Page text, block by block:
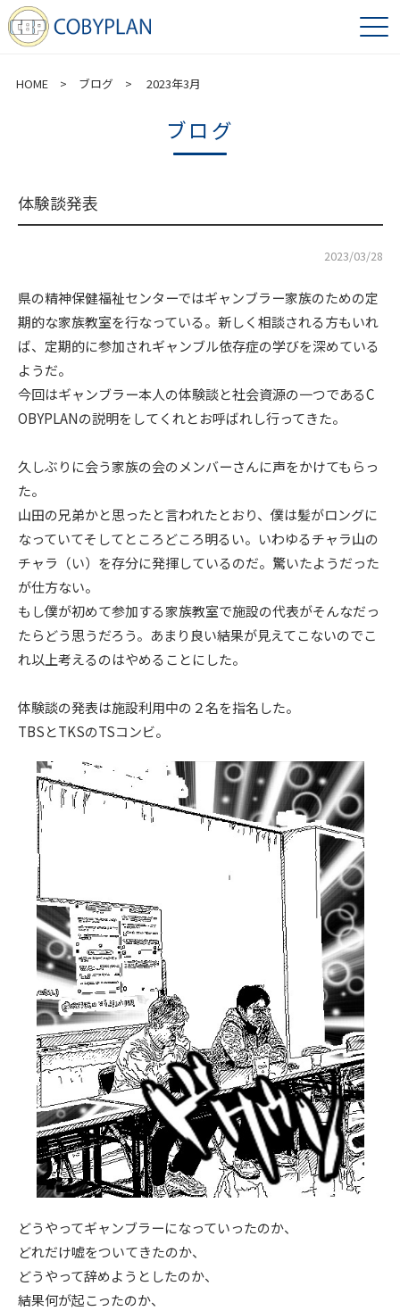
HOME> ブログ > 2023年3月
ブログ
体験談発表
2023/03/28
県の精神保健福祉センターではギャンブラー家族のための定
期的な家族教室を行なっている。新しく相談される方もいれ
ば、定期的に参加されギャンブル依存症の学びを深めている
ようだ。
今回はギャンブラー本人の体験談と社会資源の一つであるC
OBYPLANの説明をしてくれとお呼ばれし行ってきた。
久しぶりに会う家族の会のメンバーさんに声をかけてもらっ
た。
山田の兄弟かと思ったと言われたとおり、僕は髪がロングに
なっていてそしてところどころ明るい。いわゆるチャラ山の
チャラ（い）を存分に発揮しているのだ。驚いたようだった
が仕方ない。
もし僕が初めて参加する家族教室で施設の代表がそんなだっ
たらどう思うだろう。あまり良い結果が見えてこないのでこ
れ以上考えるのはやめることにした。
体験談の発表は施設利用中の２名を指名した。
TBSとTKSのTSコンビ。
どうやってギャンブラーになっていったのか、
どれだけ嘘をついてきたのか、
どうやって辞めようとしたのか、
結果何が起こったのか、